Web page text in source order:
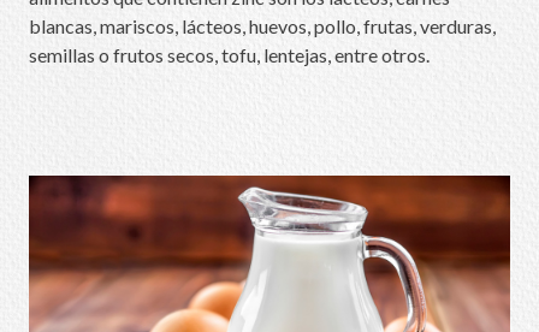
blancas, mariscos, lácteos, huevos, pollo, frutas, verduras,
semillas o frutos secos, tofu, lentejas, entre otros.